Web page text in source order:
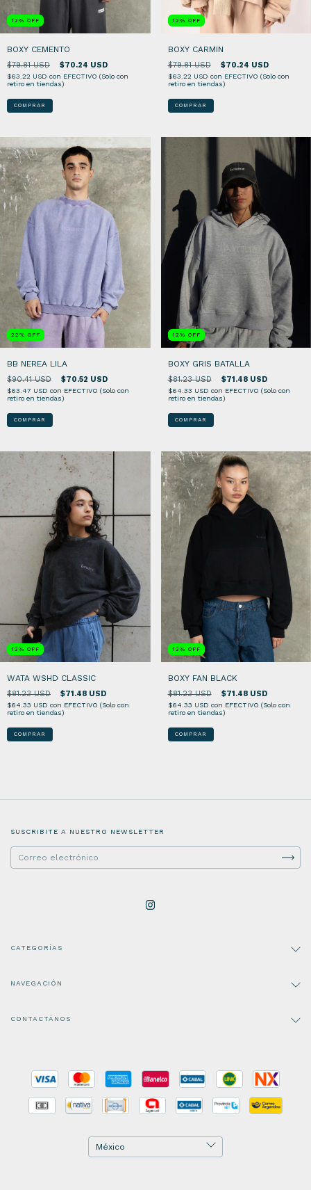
12 % OFF
BOXY CEMENTO
$79.81 USD $70.24 USD
$63.22 USD con EFECTIVO (Solo con
retiro en tiendas)
COMPRAR
12 % OFF
BOXY CARMIN
$79.81 USD $70.24 USD
$63.22 USD con EFECTIVO (Solo con
retiro en tiendas)
COMPRAR
22 % OFF
BB NEREA LILA
$90.41 USD $70.52 USD
$63.47 USD con EFECTIVO (Solo con
retiro en tiendas)
COMPRAR
12 % OFF
BOXY GRIS BATALLA
$81.23 USD $71.48 USD
$64.33 USD con EFECTIVO (Solo con
retiro en tiendas)
COMPRAR
12 % OFF
WATA WSHD CLASSIC
$81.23 USD $71.48 USD
$64.33 USD con EFECTIVO (Solo con
retiro en tiendas)
COMPRAR
12 % OFF
BOXY FAN BLACK
$81.23 USD $71.48 USD
$64.33 USD con EFECTIVO (Solo con
retiro en tiendas)
COMPRAR
SUSCRIBITE A NUESTRO NEWSLETTER
CATEGORÍAS
NAVEGACIÓN
CONTACTÁNOS